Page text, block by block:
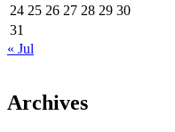
24 25 26 27 28 29 30
31
« Jul
Archives